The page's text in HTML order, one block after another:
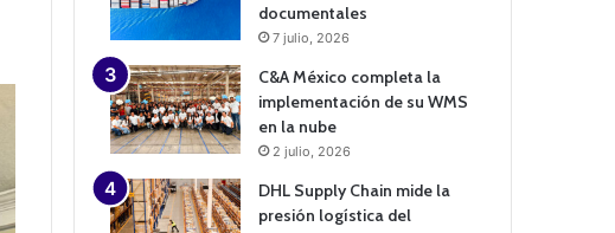
documentales
7 julio, 2026
C&A México completa la
implementación de su WMS
en la nube
2 julio, 2026
DHL Supply Chain mide la
presión logística del